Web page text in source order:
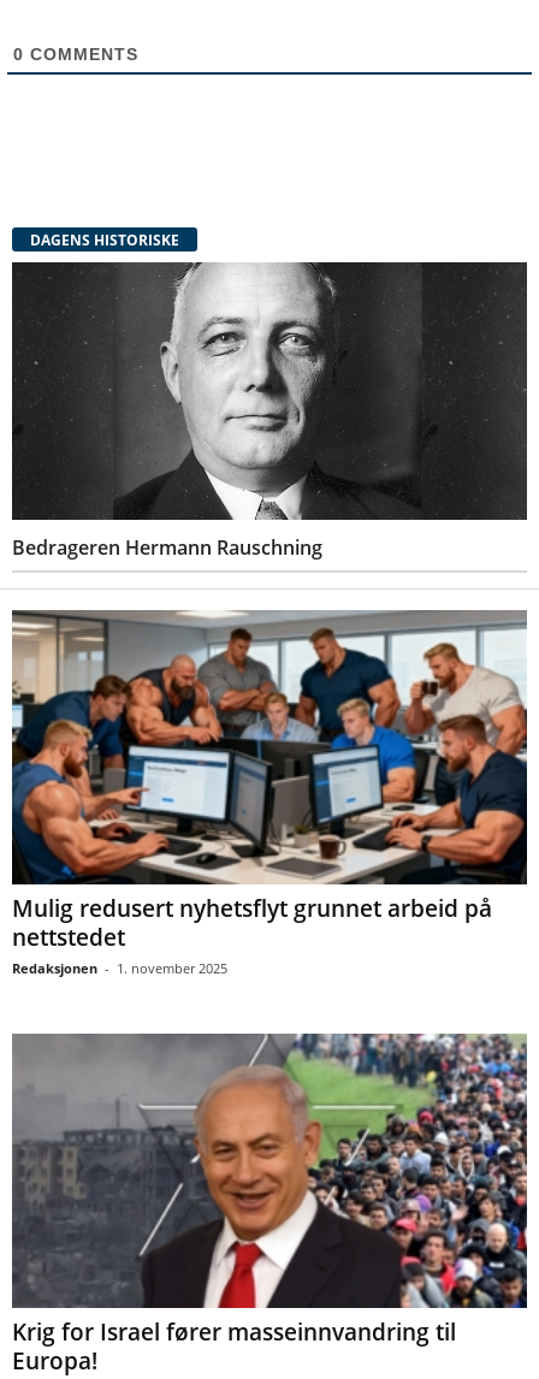
0 COMMENTS
DAGENS HISTORISKE
Bedrageren Hermann Rauschning
Mulig redusert nyhetsflyt grunnet arbeid på
nettstedet
Redaksjonen - 1. november 2025
Krig for Israel fører masseinnvandring til
Europa!